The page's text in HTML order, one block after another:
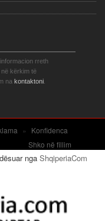
rreth
në kërkim të
na kontaktoni
»
Konfidenca
Shko në fillim
nga ShqiperiaCom